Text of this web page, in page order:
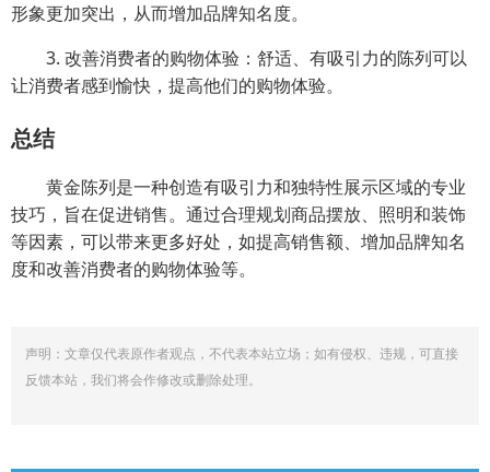
形象更加突出，从而增加品牌知名度。
3. 改善消费者的购物体验：舒适、有吸引力的陈列可以
让消费者感到愉快，提高他们的购物体验。
总结
黄金陈列是一种创造有吸引力和独特性展示区域的专业
技巧，旨在促进销售。通过合理规划商品摆放、照明和装饰
等因素，可以带来更多好处，如提高销售额、增加品牌知名
度和改善消费者的购物体验等。
声明：文章仅代表原作者观点，不代表本站立场；如有侵权、违规，可直接
反馈本站，我们将会作修改或删除处理。